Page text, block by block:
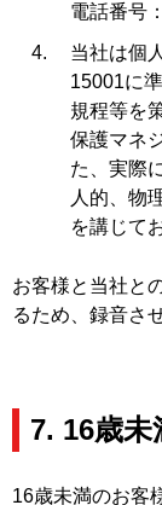
電話番号
当社は個
15001に
規程等を
保護マネ
た、実際
人的、物
を講じて
お客様と当社と
るため、録音さ
7. 16歳
16歳未満のお客